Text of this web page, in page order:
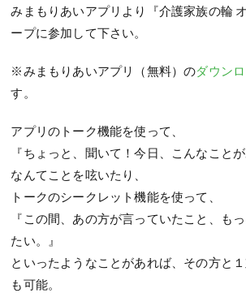
みまもりあいアプリより『介護家族の輪
ープに参加して下さい。
※みまもりあいアプリ（無料）のダウン
す。
アプリのトーク機能を使って、
『ちょっと、聞いて！今日、こんなこと
なんてことを呟いたり、
トークのシークレット機能を使って、
『この間、あの方が言っていたこと、も
たい。』
といったようなことがあれば、その方と
も可能。